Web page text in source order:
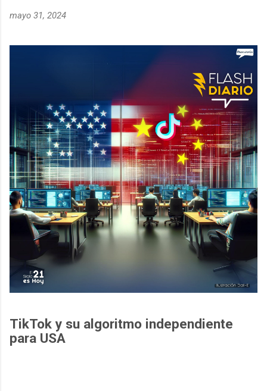
mayo 31, 2024
TikTok y su algoritmo independiente
para USA